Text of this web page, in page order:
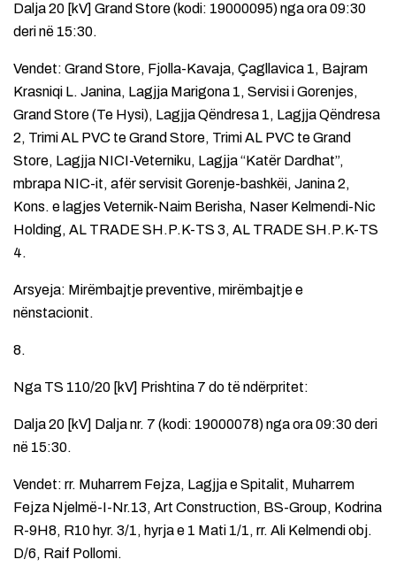
Dalja 20 [kV] Grand Store (kodi: 19000095) nga ora 09:30
deri në 15:30.
Vendet: Grand Store, Fjolla-Kavaja, Çagllavica 1, Bajram
Krasniqi L. Janina, Lagjja Marigona 1, Servisi i Gorenjes,
Grand Store (Te Hysi), Lagjja Qëndresa 1, Lagjja Qëndresa
2, Trimi AL PVC te Grand Store, Trimi AL PVC te Grand
Store, Lagjja NICI-Veterniku, Lagjja “Katër Dardhat”,
mbrapa NIC-it, afër servisit Gorenje-bashkëi, Janina 2,
Kons. e lagjes Veternik-Naim Berisha, Naser Kelmendi-Nic
Holding, AL TRADE SH.P.K-TS 3, AL TRADE SH.P.K-TS
4.
Arsyeja: Mirëmbajtje preventive, mirëmbajtje e
nënstacionit.
8.
Nga TS 110/20 [kV] Prishtina 7 do të ndërpritet:
Dalja 20 [kV] Dalja nr. 7 (kodi: 19000078) nga ora 09:30 deri
në 15:30.
Vendet: rr. Muharrem Fejza, Lagjja e Spitalit, Muharrem
Fejza Njelmë-I-Nr.13, Art Construction, BS-Group, Kodrina
R-9H8, R10 hyr. 3/1, hyrja e 1 Mati 1/1, rr. Ali Kelmendi obj.
D/6, Raif Pollomi.